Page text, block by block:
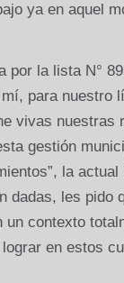
ya en aquel
por la lista N°
para
vivas
gestión
la
dadas, les pido
un contexto
en estos